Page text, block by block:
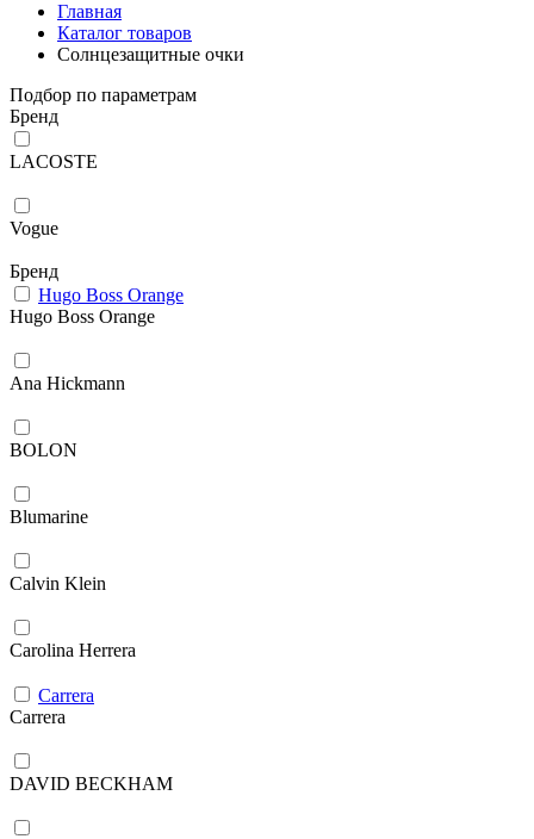
Главная
Каталог товаров
Солнцезащитные очки
Подбор по параметрам
Бренд
LACOSTE
Vogue
Бренд
Hugo Boss Orange
Hugo Boss Orange
Ana Hickmann
BOLON
Blumarine
Calvin Klein
Carolina Herrera
Carrera
Carrera
DAVID BECKHAM